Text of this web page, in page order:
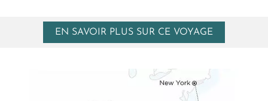
architecturale… Aujourd’hui, les rêves des Hommes
s’accordent à la Nature. Concluant ce combiné New
respect de l’environnement. L’harmonie, enfin !
EN SAVOIR PLUS SUR CE VOYAGE